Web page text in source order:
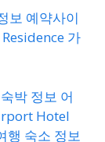
보 예약사이
가
박 정보 어
Hotel
숙소 정보